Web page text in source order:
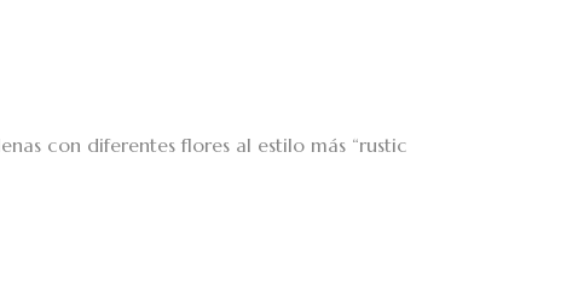
con diferentes flores al estilo más “rustic